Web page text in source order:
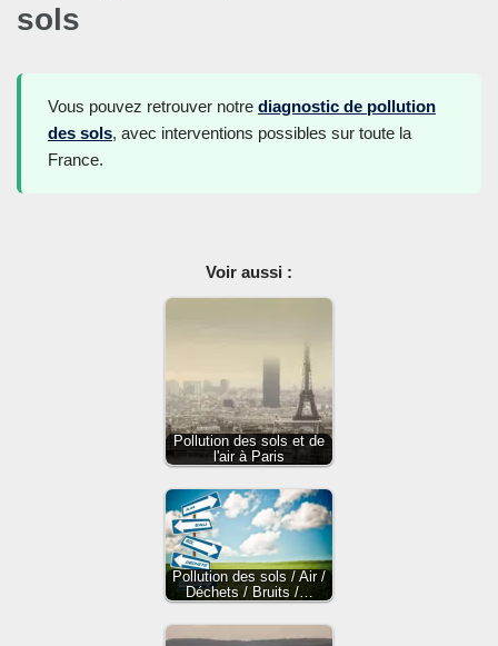
sols
Vous pouvez retrouver notre diagnostic de pollution
des sols, avec interventions possibles sur toute la
France.
Voir aussi :
Pollution des sols et de
l'air à Paris
Pollution des sols / Air /
Déchets / Bruits /…